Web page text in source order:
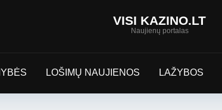
VISI KAZINO.LT
Naujienų portalas
LOŠIMŲ NAUJIENOS LAŽYBOS